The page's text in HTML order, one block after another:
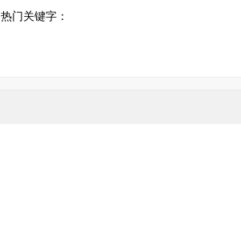
热门关键字：